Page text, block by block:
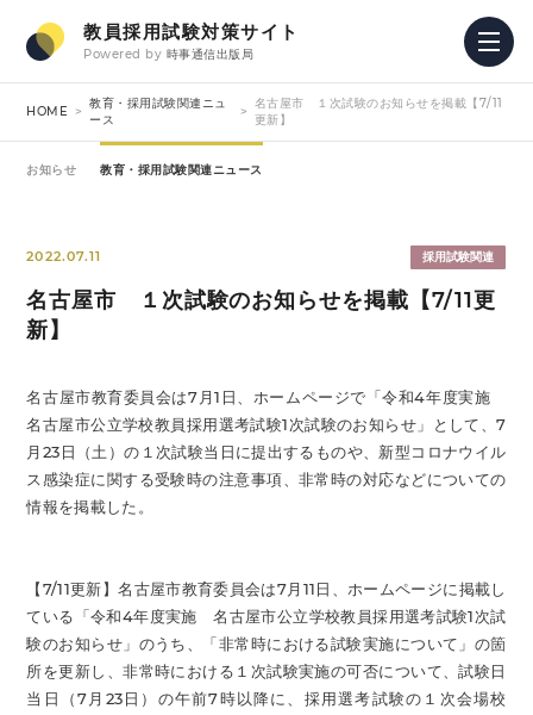
教員採用試験対策サイト
Powered by 時事通信出版局
HOME
教育・採用試験関連ニュ
ース
名古屋市 １次試験のお知らせを掲載【7/11
更新】
お知らせ 教育・採用試験関連ニュース
2022.07.11 採用試験関連
名古屋市 １次試験のお知らせを掲載【7/11更
新】
名古屋市教育委員会は7月1日、ホームページで「令和4年度実施
名古屋市公立学校教員採用選考試験1次試験のお知らせ」として、7
月23日（土）の１次試験当日に提出するものや、新型コロナウイル
ス感染症に関する受験時の注意事項、非常時の対応などについての
情報を掲載した。
【7/11更新】名古屋市教育委員会は7月11日、ホームページに掲載し
ている「令和4年度実施 名古屋市公立学校教員採用選考試験1次試
験のお知らせ」のうち、「非常時における試験実施について」の箇
所を更新し、非常時における１次試験実施の可否について、試験日
当日（7月23日）の午前7時以降に、採用選考試験の１次会場校